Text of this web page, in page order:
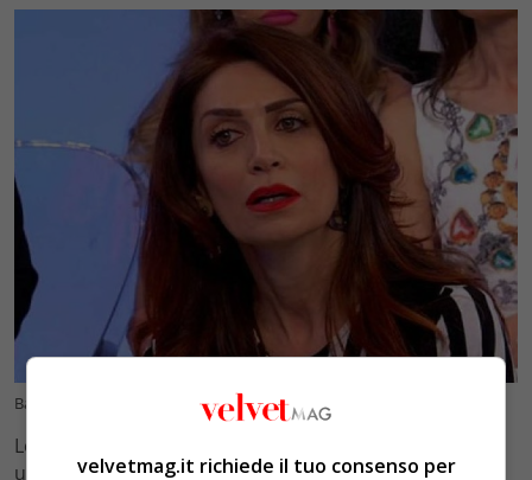
Barbara De Santi torna a Uomini e Donne – VelvetMag
Lorenzo Pugnaloni ha poi reso noto che la Galgani è
uscita con due nuovi cavalieri: Tonye il 57enne
velvetmag.it richiede il tuo consenso per